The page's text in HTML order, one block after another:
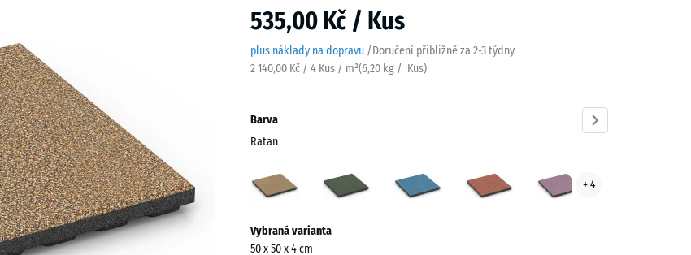
535,00 Kč / Kus
plus náklady na dopravu /Doručení přibližně za 2-3 týdny
2 140,00 Kč / 4 Kus / m²(6,20 kg / Kus)
Barva
Ratan
(active)
trávník
+ 4
informací
Vybraná varianta
50 x 50 x 4 cm